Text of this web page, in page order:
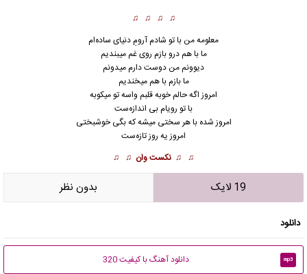
♫ ♫ ♫ ♫
معلومه من با تو شادم آرومِ دنیای ساده‌ام
ما با هم درو بازم روی غم میبندیم
دیوونم من دوست دارم میدونم
ما بازم با هم میخندیم
امروز اگه حالم خوبه قلبم واسه تو میکوبه
با تو رویام بی اندازه‌ست
امروز شده با هر سختی میشه که بگی خوشبختی
امروز یه روز تازه‌ست
♫ ♫ نکست وان ♫ ♫
19 لایک بدون نظر
دانلود
mp3 دانلود آهنگ با کیفیت 320